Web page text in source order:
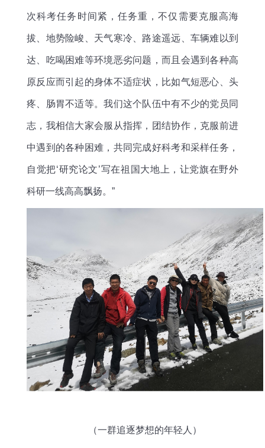
次科考任务时间紧，任务重，不仅需要克服高海
拔、地势险峻、天气寒冷、路途遥远、车辆难以到
达、吃喝困难等环境恶劣问题，而且会遇到各种高
原反应而引起的身体不适症状 ，比如气短恶心 、头
疼、肠胃不适等。我们这个队伍中有不少的党员同
志，我相信大家会服从指挥，团结协作，克服前进
中遇到的各种困难，共同完成好科考和采样任务，
自觉把‘研究论文’写在祖国大地上 ，让党旗在野外
科研一线高高飘扬。 ”
（一群追逐梦想的年轻人 ）